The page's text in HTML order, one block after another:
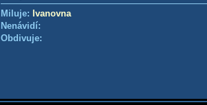
Miluje: Ivanovna
Nenávidí:
Obdivuje: